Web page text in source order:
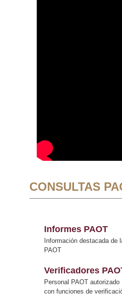
CONSULTAS
Informes PAOT
Información destacada de
PAOT
Verificadores
Personal PAOT autorizado
con funciones de